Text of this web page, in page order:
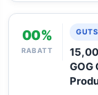
00%
RABATT
GOG